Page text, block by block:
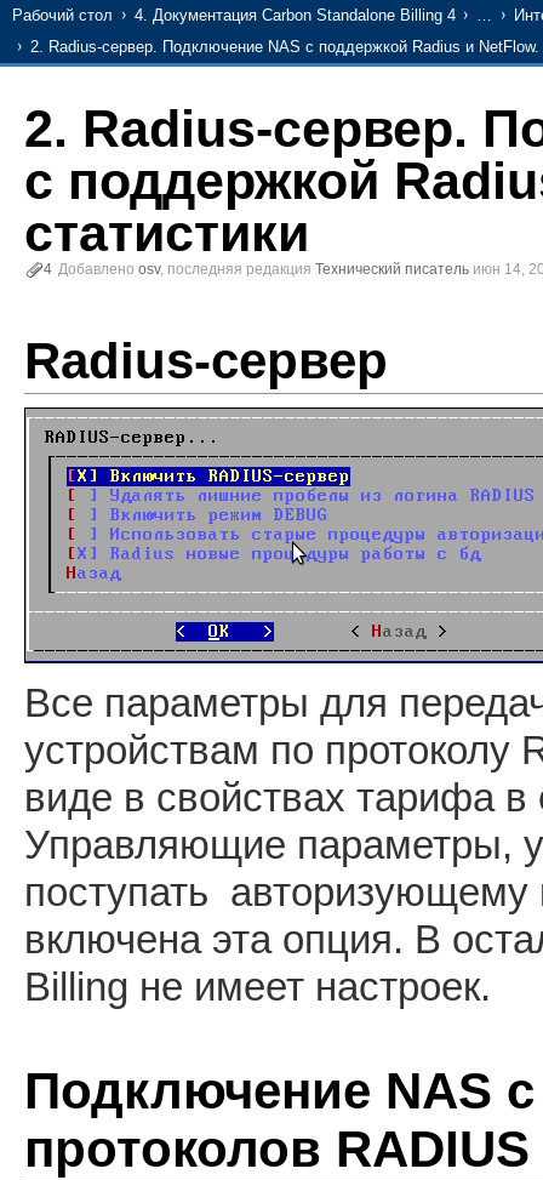
Рабочий стол 4. Документация Carbon Standalone Billing 4 …
2. Radius-сервер. Подключение NAS с поддержкой Radius и NetFlow.
2. Radius-сервер.
с поддержкой
статистики
4 Добавлено osv, последняя редакция Технический писатель июн 14,
Radius-сервер
Все параметры для
устройствам по протоколу
виде в свойствах тарифа в
Управляющие параметры,
поступать авторизующему
включена эта опция. В
Billing не имеет настроек.
Подключение NAS
протоколов